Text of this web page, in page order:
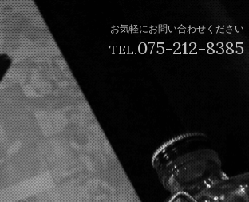
お気軽にお問い合わせください
TEL.075-212-8385